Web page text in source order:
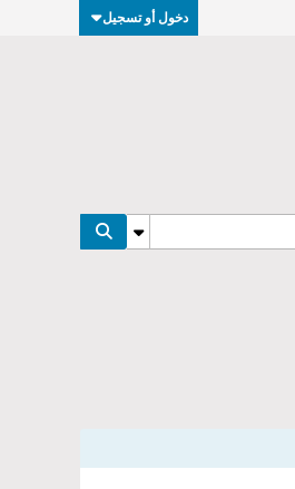
دخول أو تسجيل